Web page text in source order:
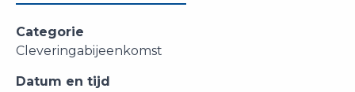
Categorie
Cleveringabijeenkomst
Datum en tijd